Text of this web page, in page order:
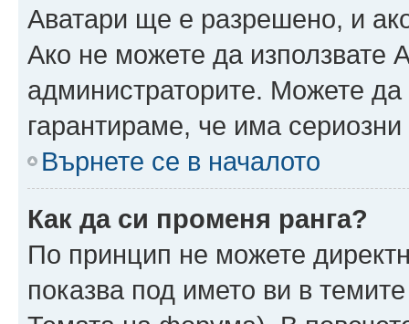
Аватари ще е разрешено, и
Ако не можете да използвате
администраторите. Можете да
гарантираме, че има сериозни
Върнете се в началото
Как да си променя ранга?
По принцип не можете
показва под името ви в